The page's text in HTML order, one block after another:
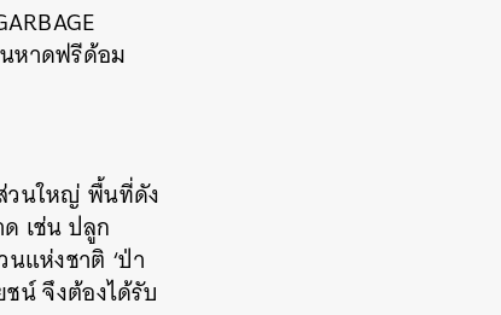
หาดฟรีด้อม
วนใหญ่ พื้นที่ดัง
เช่น ปลูก
แห่งชาติ ‘ป่า
น์ จึงต้องได้รับ